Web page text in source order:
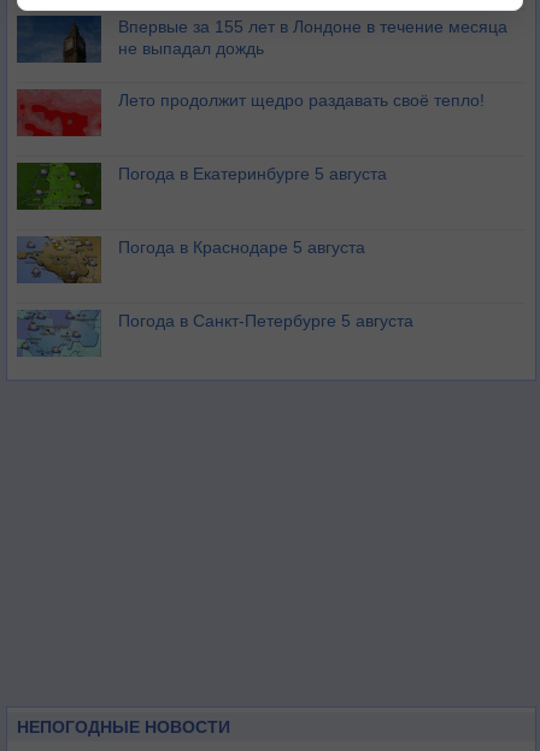
Впервые за 155 лет в Лондоне в течение месяца
не выпадал дождь
Лето продолжит щедро раздавать своё тепло!
Погода в Екатеринбурге 5 августа
Погода в Краснодаре 5 августа
Погода в Санкт-Петербурге 5 августа
НЕПОГОДНЫЕ НОВОСТИ